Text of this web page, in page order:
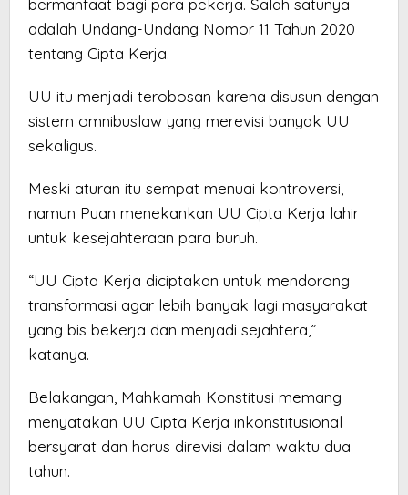
bermanfaat bagi para pekerja. Salah satunya
adalah Undang-Undang Nomor 11 Tahun 2020
tentang Cipta Kerja.
UU itu menjadi terobosan karena disusun dengan
sistem omnibuslaw yang merevisi banyak UU
sekaligus.
Meski aturan itu sempat menuai kontroversi,
namun Puan menekankan UU Cipta Kerja lahir
untuk kesejahteraan para buruh.
“UU Cipta Kerja diciptakan untuk mendorong
transformasi agar lebih banyak lagi masyarakat
yang bis bekerja dan menjadi sejahtera,”
katanya.
Belakangan, Mahkamah Konstitusi memang
menyatakan UU Cipta Kerja inkonstitusional
bersyarat dan harus direvisi dalam waktu dua
tahun.